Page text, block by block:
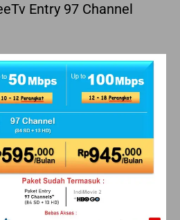
Entry 97 Channel